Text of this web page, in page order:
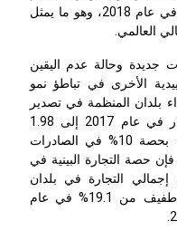
2017 إلى 20.6 تريليون دولار في عام 2018، وهو ما يمثل
وحالة عدم اليقين
الأخرى في تباطؤ نمو
بلدان المنظمة في تصدير
السلع، من 1.75 تريليون دولار في عام 2017 إلى 1.98
تريليون دولار في عام 2018، بحصة 10% في الصادرات
حصة التجارة البينية في
التجارة في بلدان
المنظمة قد انخفضت بشكل طفيف من 19.1% في عام